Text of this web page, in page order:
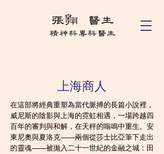
上海商人
在這部將經典重塑為當代脈搏的長篇小說裡，
威尼斯的陰影與上海的霓虹相遇，一場跨越四
百年的審判與和解，在天秤的嗡鳴中重生。安
東尼奧與夏洛克——兩個從莎士比亞筆下走出
的靈魂——被拋入二十一世紀的金融之城：田